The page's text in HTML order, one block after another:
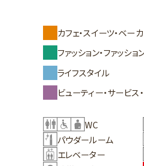
カフェ・スイーツ・ベー
ファッション・ファッショ
ライフスタイル
ビューティー・サービス
WC
パウダールーム
エレベーター